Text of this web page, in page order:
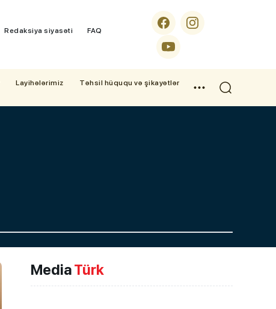
Redaksiya siyasəti
FAQ
Layihələrimiz
Təhsil hüququ və şikayətlər
MediaTürk